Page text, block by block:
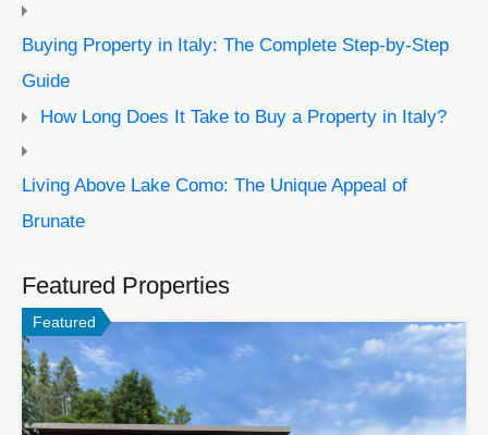
Buying Property in Italy: The Complete Step-by-Step
Guide
How Long Does It Take to Buy a Property in Italy?
Living Above Lake Como: The Unique Appeal of
Brunate
Featured Properties
Featured